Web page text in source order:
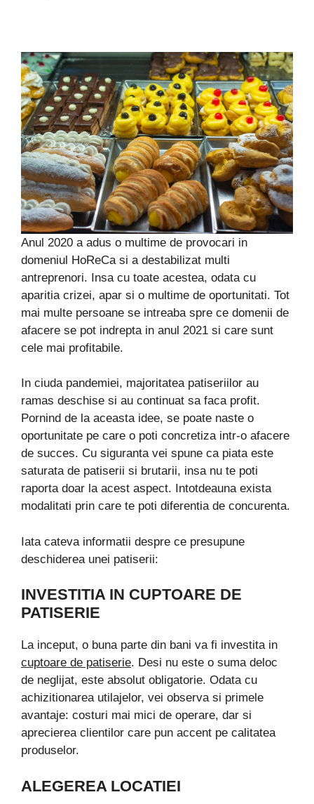
Anul 2020 a adus o multime de provocari in
domeniul HoReCa si a destabilizat multi
antreprenori. Insa cu toate acestea, odata cu
aparitia crizei, apar si o multime de oportunitati. Tot
mai multe persoane se intreaba spre ce domenii de
afacere se pot indrepta in anul 2021 si care sunt
cele mai profitabile.
In ciuda pandemiei, majoritatea patiseriilor au
ramas deschise si au continuat sa faca profit.
Pornind de la aceasta idee, se poate naste o
oportunitate pe care o poti concretiza intr-o afacere
de succes. Cu siguranta vei spune ca piata este
saturata de patiserii si brutarii, insa nu te poti
raporta doar la acest aspect. Intotdeauna exista
modalitati prin care te poti diferentia de concurenta.
Iata cateva informatii despre ce presupune
deschiderea unei patiserii:
INVESTITIA IN CUPTOARE DE
PATISERIE
La inceput, o buna parte din bani va fi investita in
cuptoare de patiserie. Desi nu este o suma deloc
de neglijat, este absolut obligatorie. Odata cu
achizitionarea utilajelor, vei observa si primele
avantaje: costuri mai mici de operare, dar si
aprecierea clientilor care pun accent pe calitatea
produselor.
ALEGEREA LOCATIEI